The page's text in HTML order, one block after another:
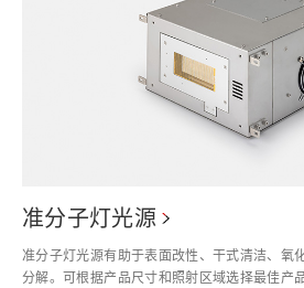
准分子灯光源
准分子灯光源有助于表面改性、干式清洁、氧
分解。可根据产品尺寸和照射区域选择最佳产品